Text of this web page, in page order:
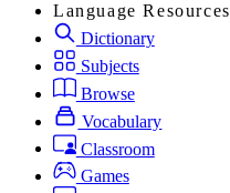
Language Resources
Dictionary
Subjects
Browse
Vocabulary
Classroom
Games